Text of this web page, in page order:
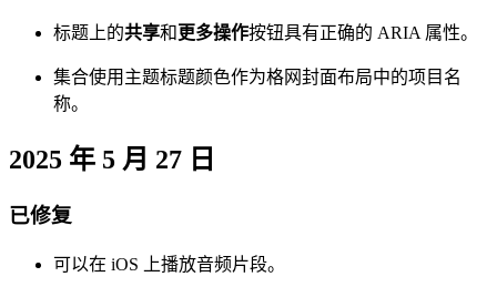
标题上的共享和 更多操作按钮具有正确的 ARIA 属性。
集合使用主题标题颜色作为格网封面布局中的项目名
称。
2025 年 5 月 27 日
已修复
可以在 iOS 上播放音频片段。